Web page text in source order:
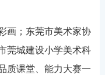
画；东莞市美术家协
莞城建设小学美术科
质课堂、能力大赛一